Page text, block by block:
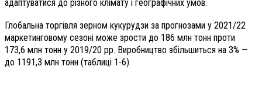
адаптуватися до різного клімату і географічних умов.
Глобальна торгівля зерном кукурудзи за прогнозами у 2021/22
маркетинговому сезоні може зрости до 186 млн тонн проти
173,6 млн тонн у 2019/20 рр. Виробництво збільшиться на 3% —
до 1191,3 млн тонн (таб­лиці 1-6).